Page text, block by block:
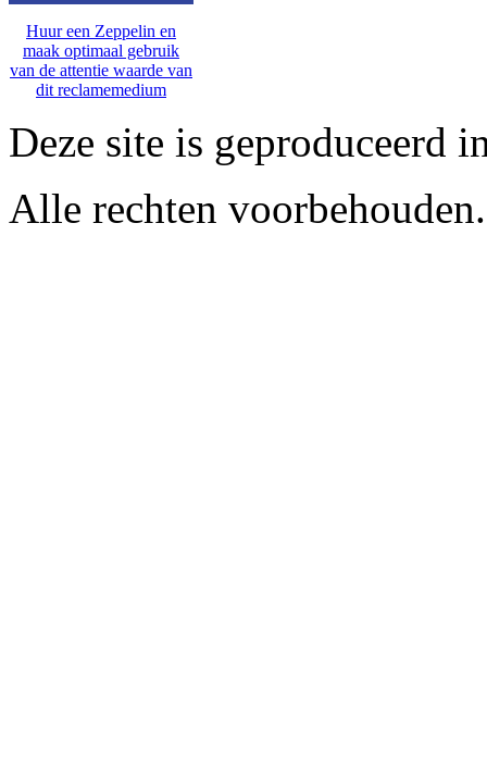
Huur een Zeppelin en
maak optimaal gebruik
van de attentie waarde van
dit reclamemedium
Deze site is geproduceerd
Alle rechten